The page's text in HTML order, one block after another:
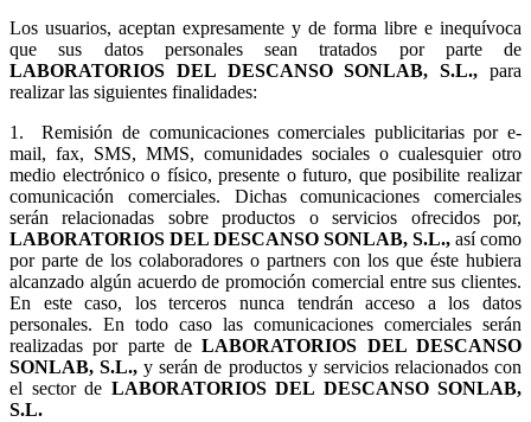
Los usuarios, aceptan expresamente y de forma libre e inequívoca
que sus datos personales sean tratados por parte de
LABORATORIOS DEL DESCANSO SONLAB, S.L., para
realizar las siguientes finalidades:
1.Remisión de comunicaciones comerciales publicitarias por e-
mail, fax, SMS, MMS, comunidades sociales o cualesquier otro
medio electrónico o físico, presente o futuro, que posibilite realizar
comunicación comerciales. Dichas comunicaciones comerciales
serán relacionadas sobre productos o servicios ofrecidos por,
LABORATORIOS DEL DESCANSO SONLAB, S.L., así como
por parte de los colaboradores o partners con los que éste hubiera
alcanzado algún acuerdo de promoción comercial entre sus clientes.
En este caso, los terceros nunca tendrán acceso a los datos
personales. En todo caso las comunicaciones comerciales serán
realizadas por parte deLABORATORIOS DEL DESCANSO
SONLAB, S.L., y serán de productos y servicios relacionados con
el sector de LABORATORIOS DEL DESCANSO SONLAB,
S.L.